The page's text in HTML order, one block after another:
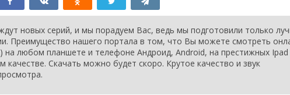
новых серий, и мы порадуем Вас, ведь мы подготовили только
Преимущество нашего портала в том, что Вы можете смотреть
на любом планшете и телефоне Андроид, Android, на престижных Ipad
качестве. Скачать можно будет скоро. Крутое качество и звук